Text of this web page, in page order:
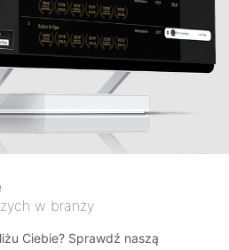
w branży
Ciebie? Sprawdź naszą